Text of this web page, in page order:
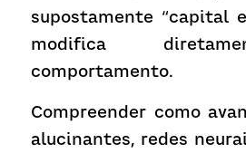
supostamente “capital
modifica
comportamento.
Compreender como
alucinantes, redes